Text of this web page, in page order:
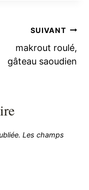
SUIVANT
makrout roulé,
gâteau saoudien
Les champs